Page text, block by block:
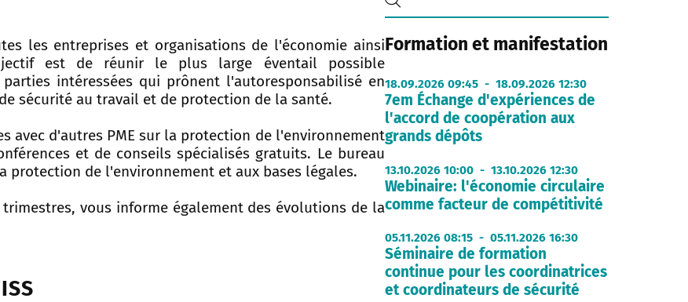
les entreprises et organisations de l'économie ainsi
est de réunir le plus large éventail possible
intéressées qui prônent l'autoresponsabilisé en
sécurité au travail et de protection de la santé.
avec d'autres PME sur la protection de l'environnement
et de conseils spécialisés gratuits. Le bureau
protection de l'environnement et aux bases légales.
vous informe également des évolutions de la
Formation et manifestation
18.09.2026 09:45 - 18.09.2026 12:30
7em Échange d'expériences de
l'accord de coopération aux
grands dépôts
13.10.2026 10:00 - 13.10.2026 12:30
Webinaire: l'économie circulaire
comme facteur de compétitivité
05.11.2026 08:15 - 05.11.2026 16:30
Séminaire de formation
continue pour les coordinatrices
et coordinateurs de sécurité